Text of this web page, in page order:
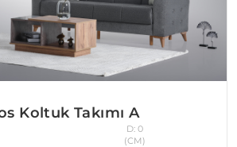
Koltuk Takımı A
D: 0
(CM)